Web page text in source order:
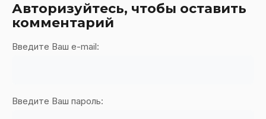
Авторизуйтесь, чтобы оставить
комментарий
Введите Ваш e-mail:
Введите Ваш пароль: